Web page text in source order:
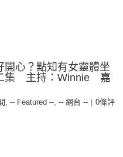
開心？點知有女靈體坐
集 主持：Winnie 嘉
, -- Featured --, -- 網台 --
0條評